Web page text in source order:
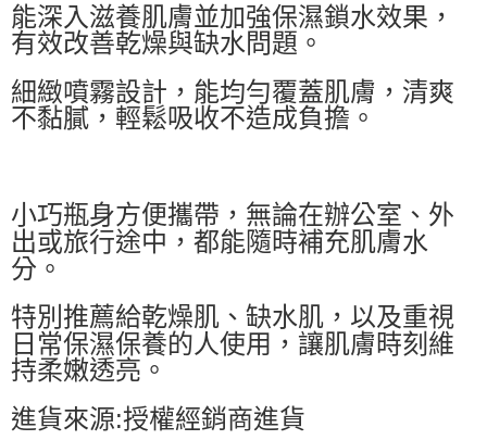
能深入滋養肌膚並加強保濕鎖水效果，
有效改善乾燥與缺水問題。
細緻噴霧設計，能均勻覆蓋肌膚，清爽
不黏膩，輕鬆吸收不造成負擔。
小巧瓶身方便攜帶，無論在辦公室、外
出或旅行途中，都能隨時補充肌膚水
分。
特別推薦給乾燥肌、缺水肌，以及重視
日常保濕保養的人使用，讓肌膚時刻維
持柔嫩透亮。
進貨來源:授權經銷商進貨